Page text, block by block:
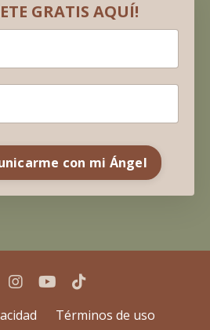
GRATIS AQUÍ!
con mi Ángel
Términos de uso